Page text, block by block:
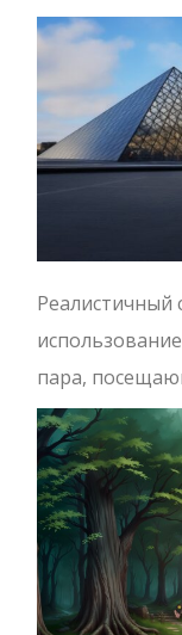
Реалистичный
пара,